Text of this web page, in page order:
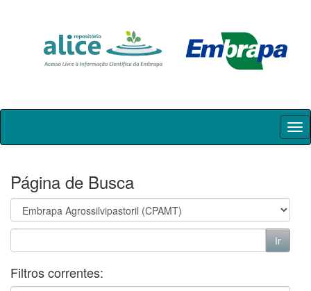
Skip
Página de Busca
Filtros correntes: